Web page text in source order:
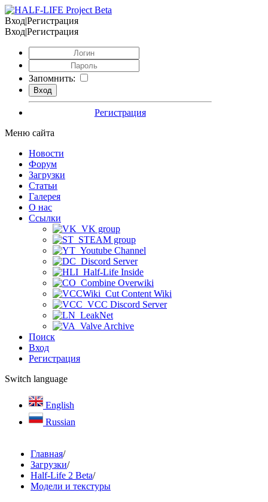
Вход|Регистрация
Вход|Регистрация
Запомнить:
Регистрация
Меню сайта
Новости
Форум
Загрузки
Статьи
Галерея
О нас
Ссылки
VK group
STEAM group
Youtube Channel
Discord Server
Half-Life Inside
Combine Overwiki
Cut Content Wiki
VCC Discord Server
LeakNet
Valve Archive
Поиск
Вход
Регистрация
Switch language
English
Russian
Главная/
Загрузки/
Half-Life 2 Beta/
Модели и текстуры